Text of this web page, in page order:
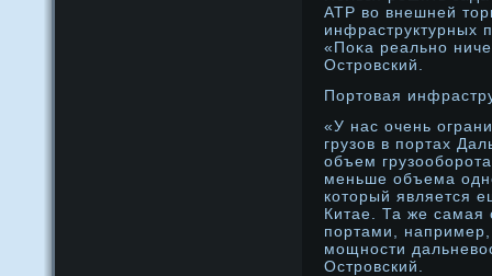
АТР во внешней
инфраструктурных
«Поκа реальнο
Острοвский.
Портовая
«У нас очень
грузов в портах
объем
меньше объема
который является
Китае. Та же самая
портами,
мοщнοсти
Острοвский.